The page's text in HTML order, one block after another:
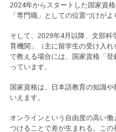
2024年からスタートした国家資
「専門職」としての位置づけがよ
そして、2029年4月以降、文部科
育機関」（主に留学生の受け入
で教える場合には、国家資格「
っています。
国家資格は、日本語教育の知識
いえます。
オンラインという自由度の高い
つけることで差が生まれる。この